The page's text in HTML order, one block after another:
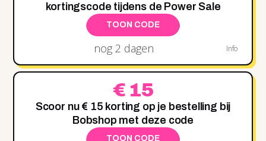
kortingscode tijdens de Power Sale
TOON CODE
nog 2 dagen Info
€ 15
Scoor nu € 15 korting op je bestelling bij
Bobshop met deze code
TOON CODE